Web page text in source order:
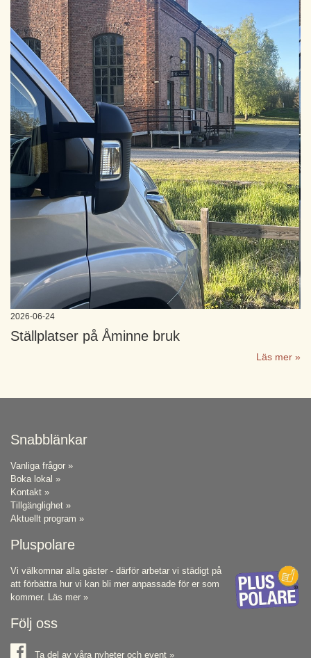
2026-06-24
Ställplatser på Åminne bruk
Läs mer »
Snabblänkar
Vanliga frågor »
Boka lokal »
Kontakt »
Tillgänglighet »
Aktuellt program »
Pluspolare
Vi välkomnar alla gäster - därför arbetar vi städigt på
att förbättra hur vi kan bli mer anpassade för er som
kommer. Läs mer »
Följ oss
Ta del av våra nyheter och event »